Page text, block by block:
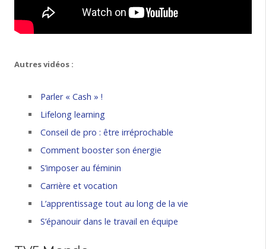
Autres vidéos :
Parler « Cash » !
Lifelong learning
Conseil de pro : être irréprochable
Comment booster son énergie
S’imposer au féminin
Carrière et vocation
L’apprentissage tout au long de la vie
S’épanouir dans le travail en équipe